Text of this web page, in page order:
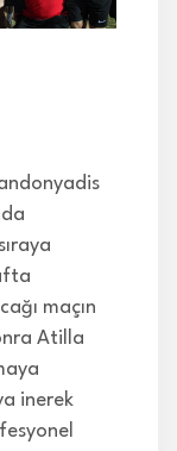
maçın
Atilla
inerek